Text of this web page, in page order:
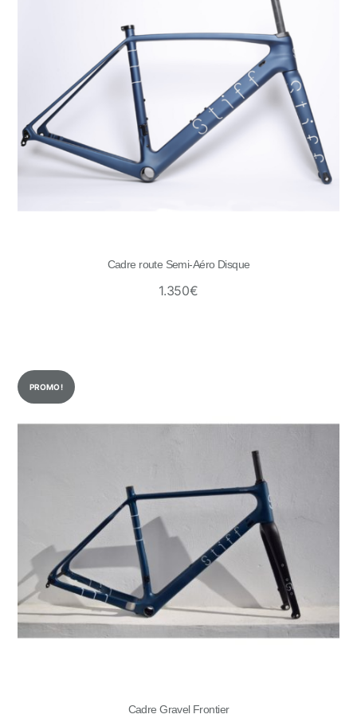
Cadre route Semi-Aéro Disque
1.350€
PROMO !
Cadre Gravel Frontier